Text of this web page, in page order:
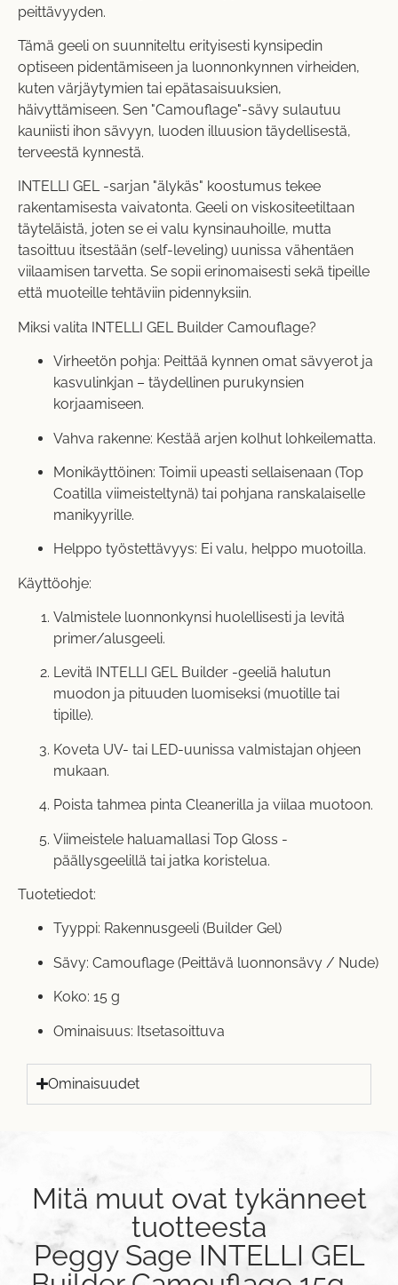
peittävyyden.
Tämä geeli on suunniteltu erityisesti kynsipedin
optiseen pidentämiseen ja luonnonkynnen virheiden,
kuten värjäytymien tai epätasaisuuksien,
häivyttämiseen. Sen "Camouflage"-sävy sulautuu
kauniisti ihon sävyyn, luoden illuusion täydellisestä,
terveestä kynnestä.
INTELLI GEL -sarjan "älykäs" koostumus tekee
rakentamisesta vaivatonta. Geeli on viskositeetiltaan
täyteläistä, joten se ei valu kynsinauhoille, mutta
tasoittuu itsestään (self-leveling) uunissa vähentäen
viilaamisen tarvetta. Se sopii erinomaisesti sekä tipeille
että muoteille tehtäviin pidennyksiin.
Miksi valita INTELLI GEL Builder Camouflage?
Virheetön pohja: Peittää kynnen omat sävyerot ja
kasvulinkjan – täydellinen purukynsien
korjaamiseen.
Vahva rakenne: Kestää arjen kolhut lohkeilematta.
Monikäyttöinen: Toimii upeasti sellaisenaan (Top
Coatilla viimeisteltynä) tai pohjana ranskalaiselle
manikyyrille.
Helppo työstettävyys: Ei valu, helppo muotoilla.
Käyttöohje:
Valmistele luonnonkynsi huolellisesti ja levitä
primer/alusgeeli.
Levitä INTELLI GEL Builder -geeliä halutun
muodon ja pituuden luomiseksi (muotille tai
tipille).
Koveta UV- tai LED-uunissa valmistajan ohjeen
mukaan.
Poista tahmea pinta Cleanerilla ja viilaa muotoon.
Viimeistele haluamallasi Top Gloss -
päällysgeelillä tai jatka koristelua.
Tuotetiedot:
Tyyppi: Rakennusgeeli (Builder Gel)
Sävy: Camouflage (Peittävä luonnonsävy / Nude)
Koko: 15 g
Ominaisuus: Itsetasoittuva
Ominaisuudet
Mitä muut ovat tykänneet
tuotteesta
Peggy Sage INTELLI GEL